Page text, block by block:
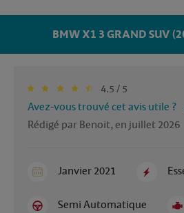
BMW X1 3 GRAND SUV
4.5 / 5
Avez-vous trouvé cet avis utile ?
Rédigé par Benoit, en juillet 2026
Janvier 2021
Semi Automatique